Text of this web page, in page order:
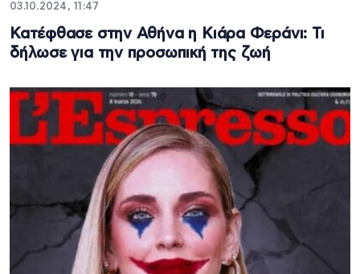
03.10.2024, 11:47
Κατέφθασε στην Αθήνα η Κιάρα Φεράνι: Τι
δήλωσε για την προσωπική της ζωή